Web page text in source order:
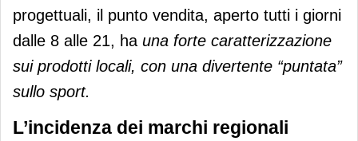
progettuali, il punto vendita, aperto tutti i giorni
dalle 8 alle 21, ha una forte caratterizzazione
sui prodotti locali, con una divertente “puntata”
sullo sport.
L’incidenza dei marchi regionali